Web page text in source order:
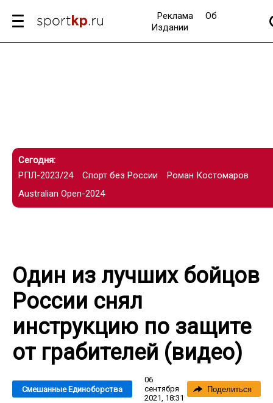
Реклама
Об
Издании
Сегодня:
РПЛ-2023/24
Спорт без России
Роман Костомаров
Australian Open-2024
Один из лучших бойцов
России снял
инструкцию по защите
от грабителей (видео)
Смешанные Единоборства
06
сентября
2021, 18:31
Поделиться